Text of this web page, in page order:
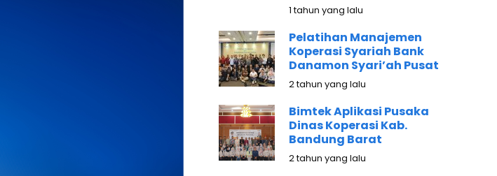
1 tahun yang lalu
Pelatihan Manajemen
Koperasi Syariah Bank
Danamon Syari’ah Pusat
2 tahun yang lalu
Bimtek Aplikasi Pusaka
Dinas Koperasi Kab.
Bandung Barat
2 tahun yang lalu